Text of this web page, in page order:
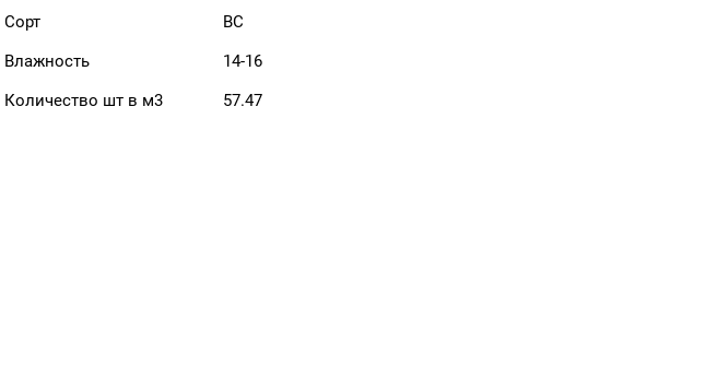
Сорт
ВС
Влажность
14-16
Количество шт в м3
57.47